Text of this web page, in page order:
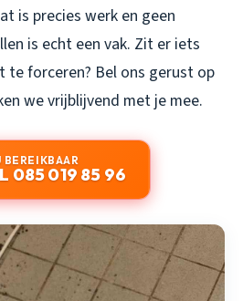
is precies werk en geen
is echt een vak. Zit er iets
te forceren? Bel ons gerust op
we vrijblijvend met je mee.
BEREIKBAAR
085 019 85 96